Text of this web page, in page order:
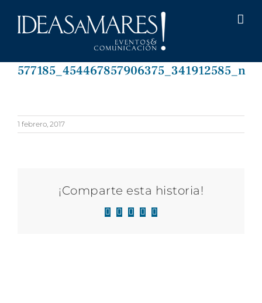
577185_454467857906375_341912585_n
1 febrero, 2017
¡Comparte esta historia!
Facebook
X LinkedIn
WhatsApp
Correo